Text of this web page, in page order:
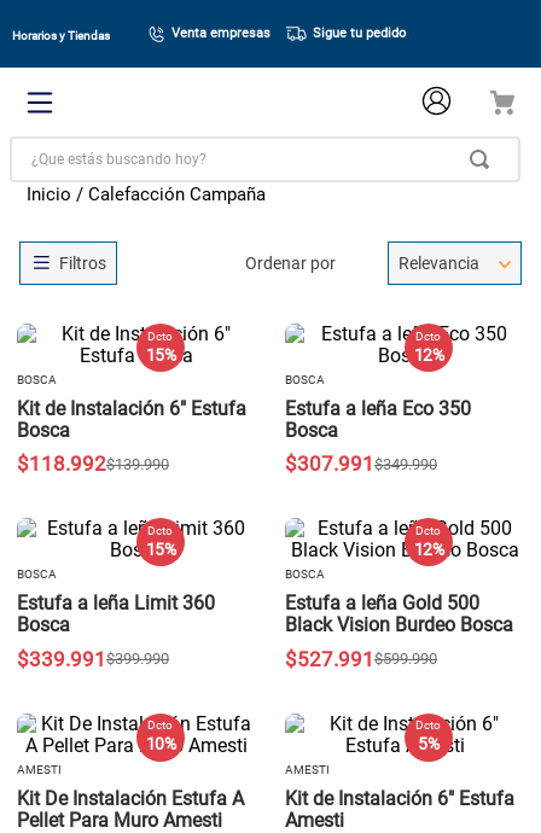
Horarios y Tiendas Venta empresas Sigue tu pedido
¿Que estás buscando hoy?
Calefacción Campaña
Ordenar por Relevancia
Dcto
15 %
BOSCA
Kit de Instalación 6" Estufa
Bosca
$139.990
$118.992
Dcto
12 %
BOSCA
Estufa a leña Eco 350
Bosca
$349.990
$307.991
Dcto
15 %
BOSCA
Estufa a leña Limit 360
Bosca
$399.990
$339.991
Dcto
12 %
BOSCA
Estufa a leña Gold 500
Black Vision Burdeo Bosca
$599.990
$527.991
Dcto
10 %
AMESTI
Kit De Instalación Estufa A
Pellet Para Muro Amesti
Dcto
5 %
AMESTI
Kit de Instalación 6" Estufa
Amesti